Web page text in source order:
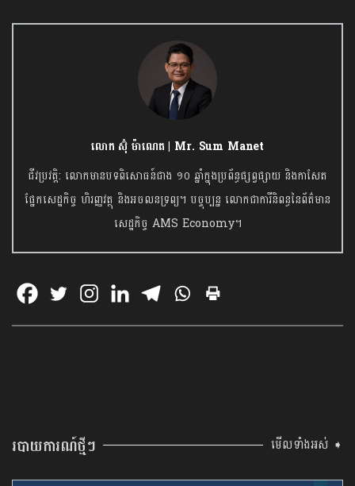
លោក ស៊ុំ ម៉ាណេត | Mr. Sum Manet
ជីវប្រវត្តិ: លោកមានបទពិសោធន៍ជាង ១០ ឆ្នាំក្នុងប្រព័ន្ធផ្សព្វផ្សាយ និងកាសែត
ផ្នែកសេដ្ឋកិច្ច ហិរញ្ញវត្ថុ និងអចលនទ្រព្យ។ បច្ចុប្បន្ន លោកជាការីនិពន្ធនៃព័ត៌មាន
សេដ្ឋកិច្ច AMS Economy។
របាយការណ៍ថ្មីៗ មើលទាំងអស់ ➧